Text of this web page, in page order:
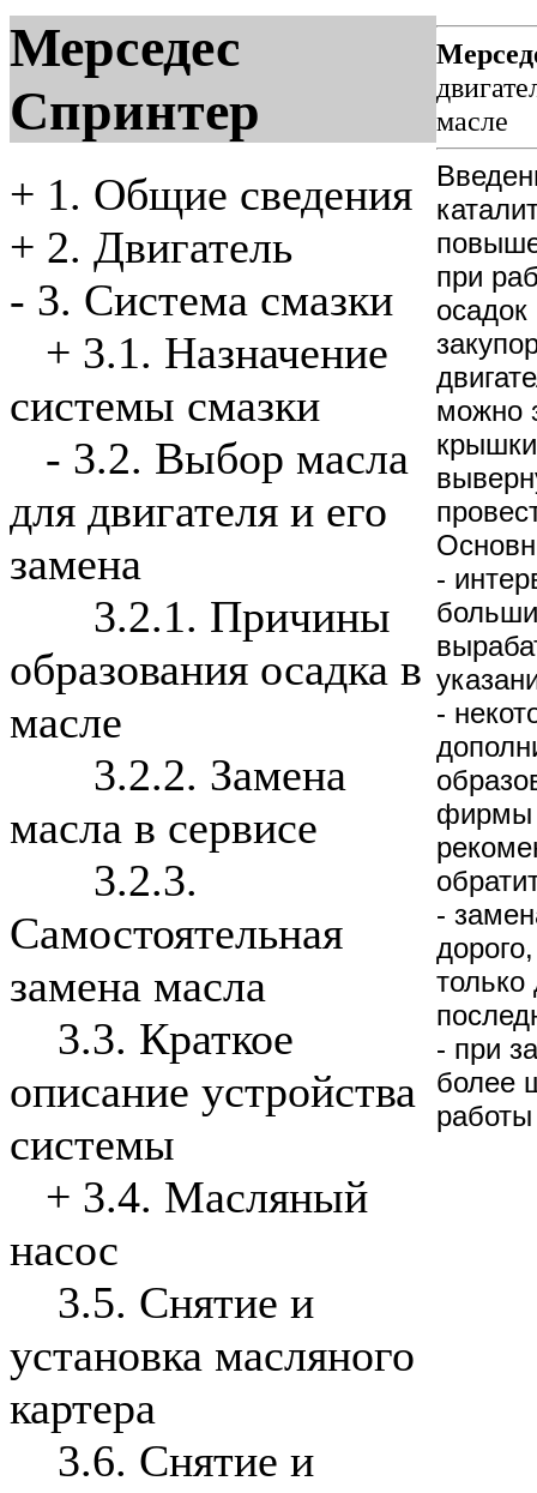
Мерседес
Спринтер
+ 1. Общие сведения
+ 2. Двигатель
- 3. Система смазки
+ 3.1. Назначение
системы смазки
- 3.2. Выбор масла
для двигателя и его
замена
3.2.1. Причины
образования осадка в
масле
3.2.2. Замена
масла в сервисе
3.2.3.
Самостоятельная
замена масла
3.3. Краткое
описание устройства
системы
+ 3.4. Масляный
насос
3.5. Снятие и
установка масляного
картера
3.6. Снятие и
масле
при
осадок
можно
-
-
фирмы
-
только
- при
более